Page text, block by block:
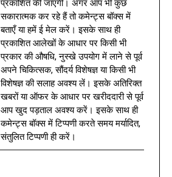
प्रकाशित की जाएगी। अगर आप भी कुछ
सकारात्मक कर रहे हैं तो कमेन्ट्स बॉक्स में
बताएँ या हमें ई मेल करें। इसके साथ ही
प्रकाशित आलेखों के आधार पर किसी भी
प्रकार की औषधि, नुस्खे उपयोग में लाने से पूर्व
अपने चिकित्सक, सौंदर्य विशेषज्ञ या किसी भी
विशेषज्ञ की सलाह अवश्य लें। इसके अतिरिक्त
खबरों या ऑफर के आधार पर खरीददारी से पूर्व
आप खुद पड़ताल अवश्य करें। इसके साथ ही
कमेन्ट्स बॉक्स में टिप्पणी करते समय मर्यादित,
संतुलित टिप्पणी ही करें।